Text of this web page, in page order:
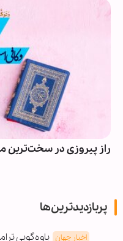
راز پیروزی در سخت‌ترین
پربازدیدترین‌ها
اخبار جهان یاوه‌گویی